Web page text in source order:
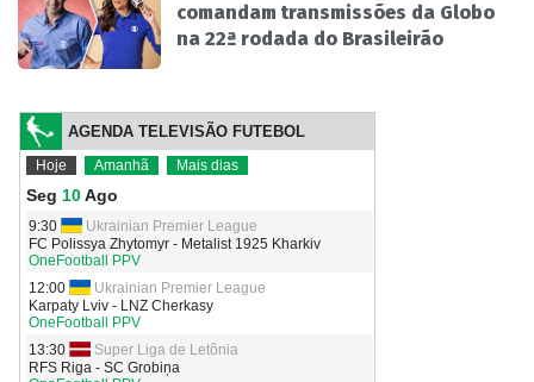
comandam transmissões da Globo
na 22ª rodada do Brasileirão